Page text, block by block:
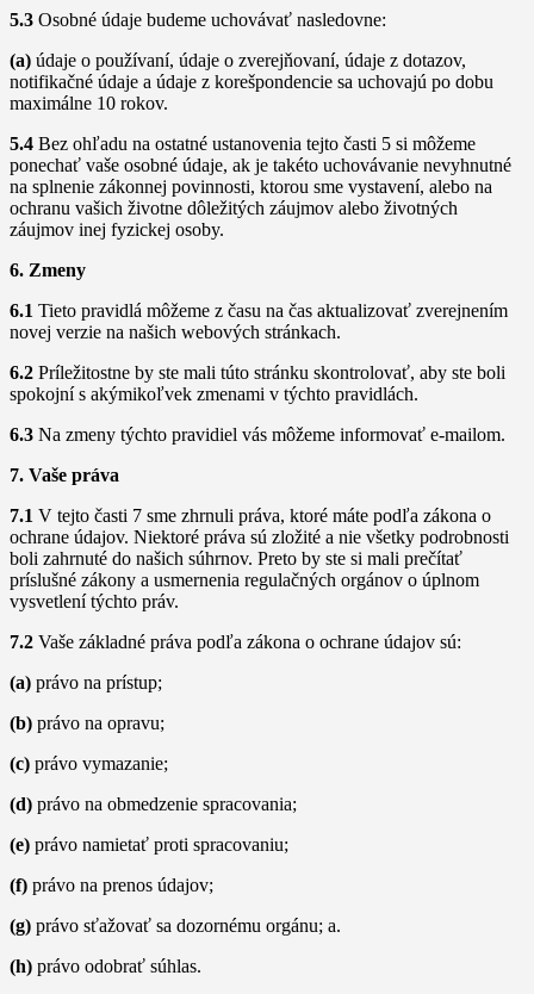
5.3 Osobné údaje budeme uchovávať nasledovne:
(a) údaje o používaní, údaje o zverejňovaní, údaje z dotazov,
notifikačné údaje a údaje z korešpondencie sa uchovajú po dobu
maximálne 10 rokov.
5.4 Bez ohľadu na ostatné ustanovenia tejto časti 5 si môžeme
ponechať vaše osobné údaje, ak je takéto uchovávanie nevyhnutné
na splnenie zákonnej povinnosti, ktorou sme vystavení, alebo na
ochranu vašich životne dôležitých záujmov alebo životných
záujmov inej fyzickej osoby.
6. Zmeny
6.1 Tieto pravidlá môžeme z času na čas aktualizovať zverejnením
novej verzie na našich webových stránkach.
6.2 Príležitostne by ste mali túto stránku skontrolovať, aby ste boli
spokojní s akýmikoľvek zmenami v týchto pravidlách.
6.3 Na zmeny týchto pravidiel vás môžeme informovať e-mailom.
7. Vaše práva
7.1 V tejto časti 7 sme zhrnuli práva, ktoré máte podľa zákona o
ochrane údajov. Niektoré práva sú zložité a nie všetky podrobnosti
boli zahrnuté do našich súhrnov. Preto by ste si mali prečítať
príslušné zákony a usmernenia regulačných orgánov o úplnom
vysvetlení týchto práv.
7.2 Vaše základné práva podľa zákona o ochrane údajov sú:
(a) právo na prístup;
(b) právo na opravu;
(c) právo vymazanie;
(d) právo na obmedzenie spracovania;
(e) právo namietať proti spracovaniu;
(f) právo na prenos údajov;
(g) právo sťažovať sa dozornému orgánu; a.
(h) právo odobrať súhlas.